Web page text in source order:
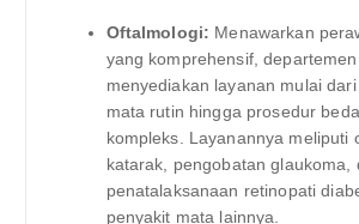
Oftalmologi: Menawarkan
yang komprehensif,
menyediakan layanan mulai
mata rutin hingga prosedur
kompleks. Layanannya meliputi
katarak, pengobatan glaukoma,
penatalaksanaan retinopati
penyakit mata lainnya.